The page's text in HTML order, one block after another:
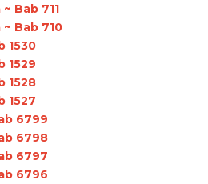
Bab 711
Bab 710
1530
1529
1528
1527
6799
6798
6797
6796